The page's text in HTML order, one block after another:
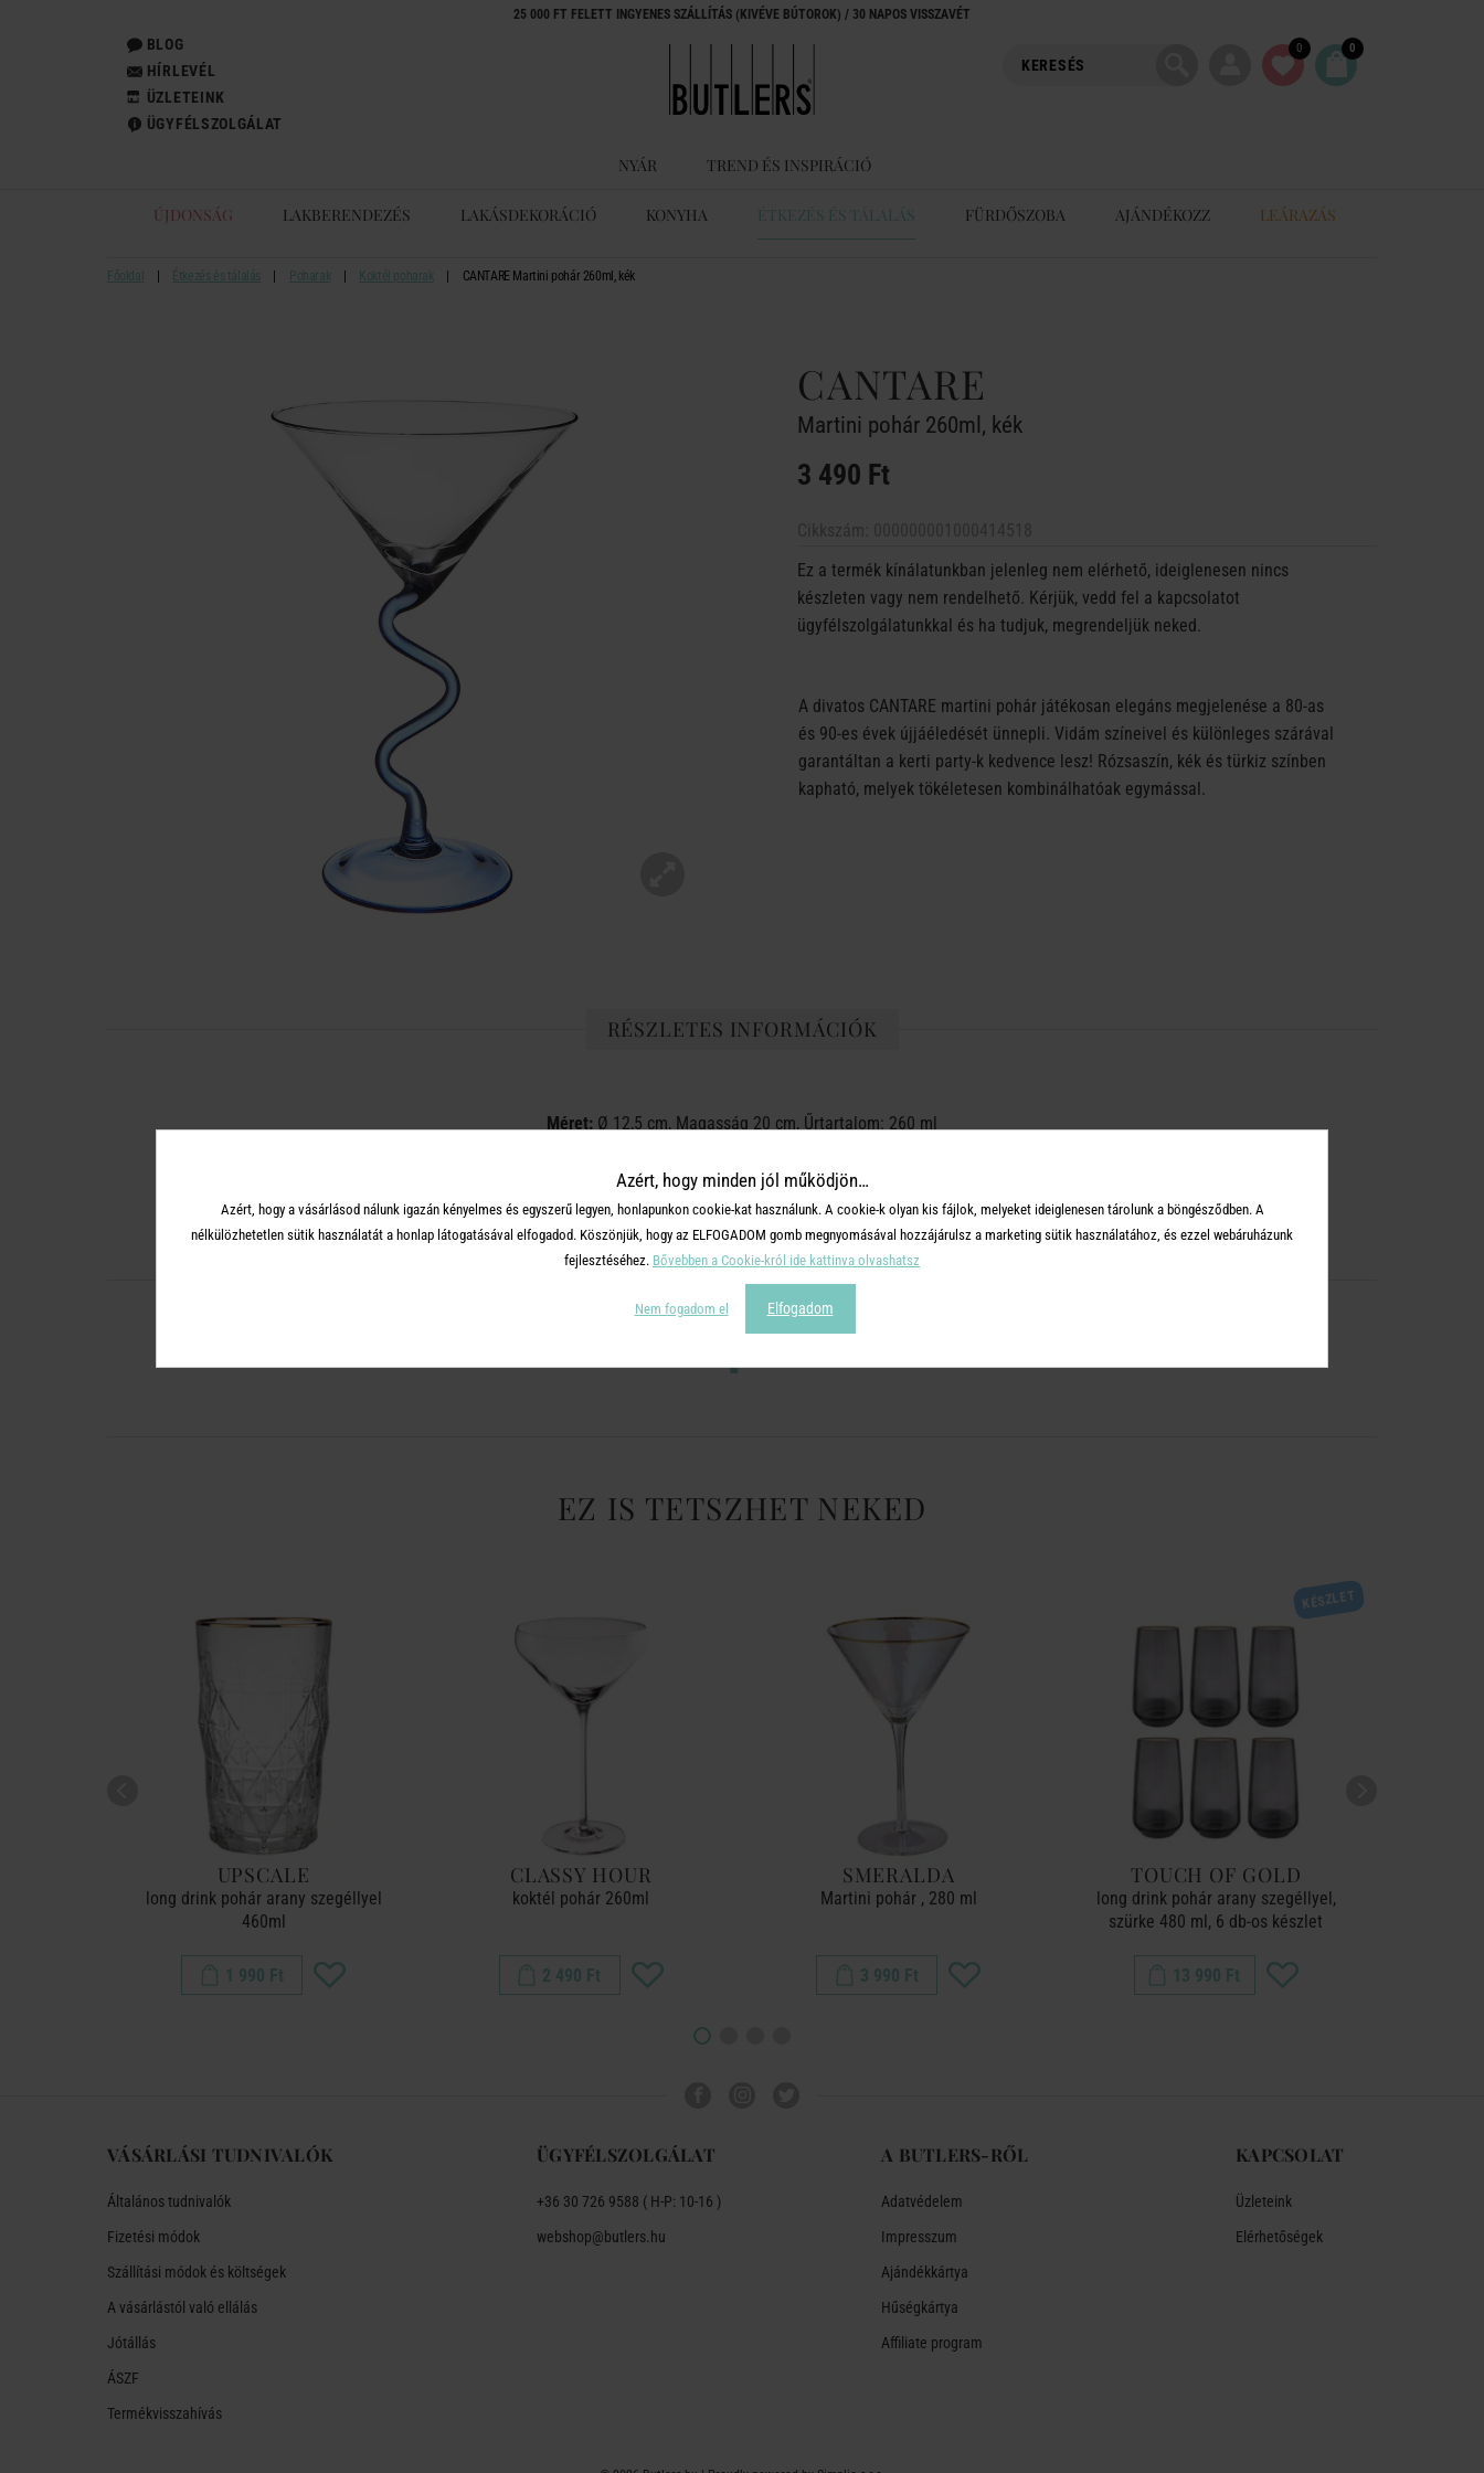
25 000 FT FELETT INGYENES SZÁLLÍTÁS (KIVÉVE BÚTOROK) / 30 NAPOS VISSZAVÉT
BLOG
HÍRLEVÉL
ÜZLETEINK
ÜGYFÉLSZOLGÁLAT
0 0
NYÁR TREND ÉS INSPIRÁCIÓ
ÚJDONSÁG LAKBERENDEZÉS LAKÁSDEKORÁCIÓ KONYHA ÉTKEZÉS ÉS TÁLALÁS FÜRDŐSZOBA AJÁNDÉKOZZ LEÁRAZÁS
Főoldal Étkezés és tálalás Poharak Koktél poharak CANTARE Martini pohár 260ml, kék
CANTARE
Martini pohár 260ml, kék
3 490 Ft
Ez a termék kínálatunkban jelenleg nem elérhető, ideiglenesen nincs
készleten vagy nem rendelhető. Kérjük, vedd fel a kapcsolatot
ügyfélszolgálatunkkal és ha tudjuk, megrendeljük neked.
A divatos CANTARE martini pohár játékosan elegáns megjelenése a 80-as
és 90-es évek újjáéledését ünnepli. Vidám színeivel és különleges szárával
garantáltan a kerti party-k kedvence lesz! Rózsaszín, kék és türkiz színben
kapható, melyek tökéletesen kombinálhatóak egymással.
RÉSZLETES INFORMÁCIÓK
Méret: Ø 12,5 cm, Magasság 20 cm, Űrtartalom: 260 ml
Anyag: Üveg
OSZD MEG MÁSOKKAL!
EZ IS TETSZHET NEKED
UPSCALE
long drink pohár arany szegéllyel
460ml
1 990 Ft
CLASSY HOUR
koktél pohár 260ml
2 490 Ft
SMERALDA
Martini pohár , 280 ml
3 990 Ft
KÉSZLET
TOUCH OF GOLD
long drink pohár arany szegéllyel,
szürke 480 ml, 6 db-os készlet
13 990 Ft
VÁSÁRLÁSI TUDNIVALÓK
Általános tudnivalók
Fizetési módok
Szállítási módok és költségek
A vásárlástól való ellálás
Jótállás
ÁSZF
Termékvisszahívás
ÜGYFÉLSZOLGÁLAT
+36 30 726 9588 ( H-P: 10-16 )
webshop@butlers.hu
A BUTLERS-RŐL
Adatvédelem
Impresszum
Ajándékkártya
Hűségkártya
Affiliate program
KAPCSOLAT
Üzleteink
Elérhetőségek
Azért, hogy minden jól működjön…
Azért, hogy a vásárlásod nálunk igazán kényelmes és egyszerű legyen, honlapunkon cookie-kat használunk. A cookie-k olyan kis fájlok, melyeket ideiglenesen tárolunk a böngésződben. A
nélkülözhetetlen sütik használatát a honlap látogatásával elfogadod. Köszönjük, hogy az ELFOGADOM gomb megnyomásával hozzájárulsz a marketing sütik használatához, és ezzel webáruházunk
fejlesztéséhez. Bővebben a Cookie-król ide kattinva olvashatsz
Nem fogadom el Elfogadom